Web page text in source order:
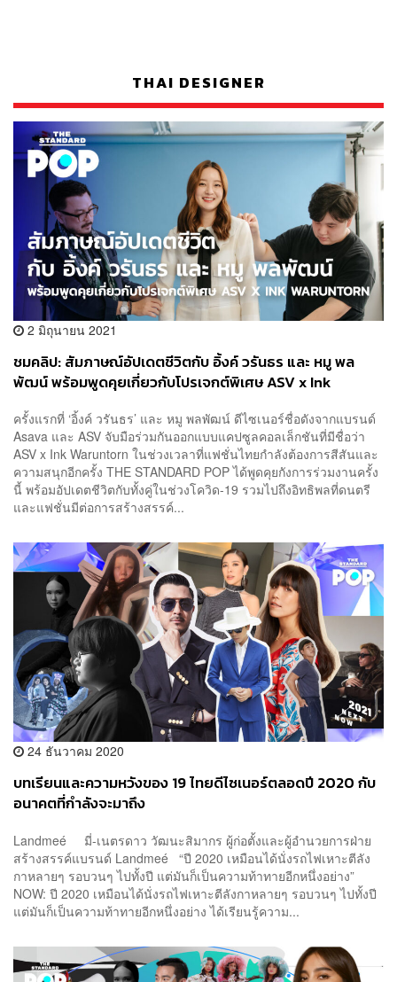
THAI DESIGNER
2 มิถุนายน 2021
ชมคลิป: สัมภาษณ์อัปเดตชีวิตกับ อิ้งค์ วรันธร และ หมู พล
พัฒน์ พร้อมพูดคุยเกี่ยวกับโปรเจกต์พิเศษ ASV x Ink
ครั้งแรกที่ ‘อิ้งค์ วรันธร’ และ หมู พลพัฒน์ ดีไซเนอร์ชื่อดังจากแบรนด์
Asava และ ASV จับมือร่วมกันออกแบบแคปซูลคอลเล็กชันที่มีชื่อว่า
ASV x Ink Waruntorn ในช่วงเวลาที่แฟชั่นไทยกำลังต้องการสีสันและ
ความสนุกอีกครั้ง THE STANDARD POP ได้พูดคุยกังการร่วมงานครั้ง
นี้ พร้อมอัปเดตชีวิตกับทั้งคู่ในช่วงโควิด-19 รวมไปถึงอิทธิพลที่ดนตรี
และแฟชั่นมีต่อการสร้างสรรค์...
24 ธันวาคม 2020
บทเรียนและความหวังของ 19 ไทยดีไซเนอร์ตลอดปี 2020 กับ
อนาคตที่กำลังจะมาถึง
Landmeé มี่-เนตรดาว วัฒนะสิมากร ผู้ก่อตั้งและผู้อำนวยการฝ่าย
สร้างสรรค์แบรนด์ Landmeé “ปี 2020 เหมือนได้นั่งรถไฟเหาะตีลัง
กาหลายๆ รอบวนๆ ไปทั้งปี แต่มันก็เป็นความท้าทายอีกหนึ่งอย่าง”
NOW: ปี 2020 เหมือนได้นั่งรถไฟเหาะตีลังกาหลายๆ รอบวนๆ ไปทั้งปี
แต่มันก็เป็นความท้าทายอีกหนึ่งอย่าง ได้เรียนรู้ความ...